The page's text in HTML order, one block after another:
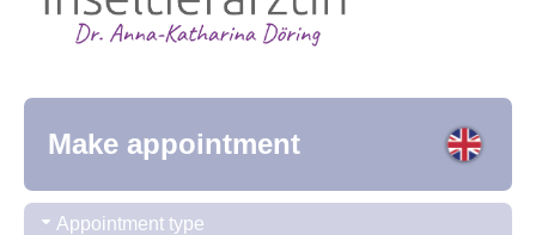
Make appointment
Appointment type